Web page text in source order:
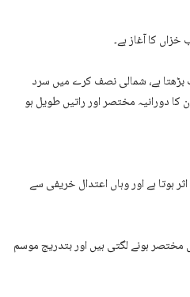
کا آغاز ہے۔
ہے، شمالی نصف کرے میں سرد
کا دورانیہ مختصر اور راتیں طویل ہو
ہوتا ہے اور وہاں اعتدال خریفی سے
مختصر ہونے لگتی ہیں اور بتدریج موسم